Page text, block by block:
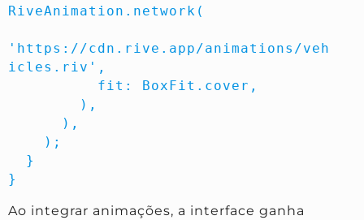
RiveAnimation.network(
'https://cdn.rive.app/animations/veh
icles.riv',
Ao integrar animações, a interface ganha